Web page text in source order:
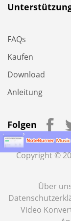
FAQs
Kaufen
Download
Anleitung
Folgen
Copyright ©
Über
Video